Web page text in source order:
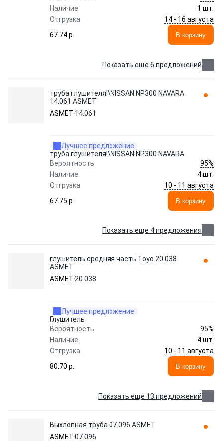
Наличие
1 шт.
Отгрузка
14 - 16 августа
67.74 p.
В корзину
Показать еще 6 предложений
труба глушителя!\NISSAN NP300 NAVARA
14.061 ASMET
ASMET 14.061
Лучшее предложение
труба глушителя!\NISSAN NP300 NAVARA
Вероятность
95%
Наличие
4 шт.
Отгрузка
10 - 11 августа
67.75 p.
В корзину
Показать еще 4 предложения
глушитель средняя часть Toyo 20.038
ASMET
ASMET 20.038
Лучшее предложение
Глушитель
Вероятность
95%
Наличие
4 шт.
Отгрузка
10 - 11 августа
80.70 p.
В корзину
Показать еще 13 предложений
Выхлопная труба 07.096 ASMET
ASMET07.096